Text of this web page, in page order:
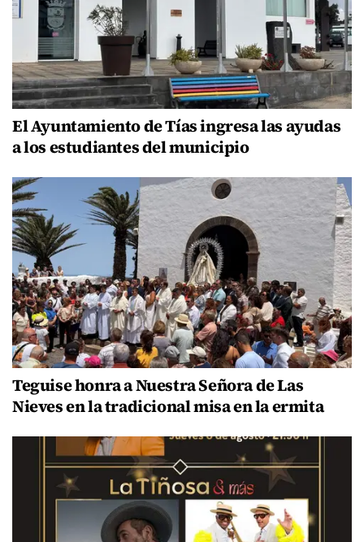
El Ayuntamiento de Tías ingresa las ayudas
a los estudiantes del municipio
Teguise honra a Nuestra Señora de Las
Nieves en la tradicional misa en la ermita